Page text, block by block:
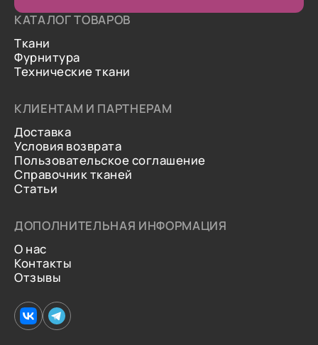
КАТАЛОГ ТОВАРОВ
Ткани
Фурнитура
Технические ткани
КЛИЕНТАМ И ПАРТНЕРАМ
Доставка
Условия возврата
Пользовательское соглашение
Справочник тканей
Статьи
ДОПОЛНИТЕЛЬНАЯ ИНФОРМАЦИЯ
О нас
Контакты
Отзывы